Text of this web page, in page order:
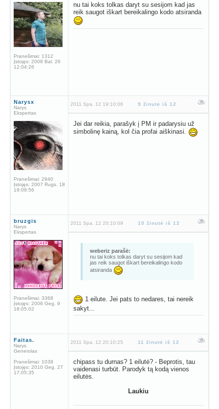
Pranešimai: 1312
Įstojęs: 2008 Bal. 26
12:04:26
nu tai koks tolkas daryt su sesijom kad jas
reik saugot iškart bereikalingo kodo atsiranda
Narysx
Narys
Ekspertas
Pranešimai: 2940
Įstojęs: 2007 Rugs. 18
19:09:56
2011 Spa. 12 19:10:06 9 žinutė iš 12
Jei dar reikia, parašyk į PM ir padarysiu už
simbolinę kainą, kol čia profai aiškinasi.
bruzgis
Narys
Ekspertas
Pranešimai: 3368
Įstojęs: 2006 Geg. 9
18:05:02
2011 Spa. 12 20:10:09 10 žinutė iš 12
weberiz parašė:
nu tai koks tolkas daryt su sesijom kad
jas reik saugot iškart bereikalingo kodo
atsiranda
1 eilute. Jei pats to nedares, tai nereik
sakyt...
Faitas.
Narys
Generolas
Pranešimai: 1038
Įstojęs: 2010 Geg. 27
17:05:35
2011 Spa. 12 20:10:25 11 žinutė iš 12
chipass tu durnas? 1 eilutė? - Beprotis, tau
vaidenasi turbūt. Parodyk tą kodą vienos
eilutės.
Laukiu